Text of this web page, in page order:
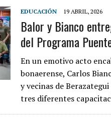
EDUCACIÓN 19 ABRIL, 2026
Balor y Bianco
del Programa
En un emotivo acto
bonaerense, Carlos
y vecinas de
tres diferentes